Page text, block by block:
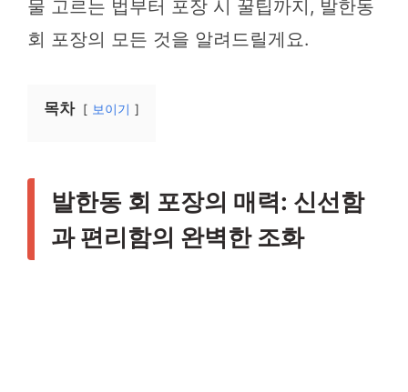
물 고르는 법부터 포장 시 꿀팁까지, 발한동
회 포장의 모든 것을 알려드릴게요.
목차 보이기
발한동 회 포장의 매력: 신선함
과 편리함의 완벽한 조화